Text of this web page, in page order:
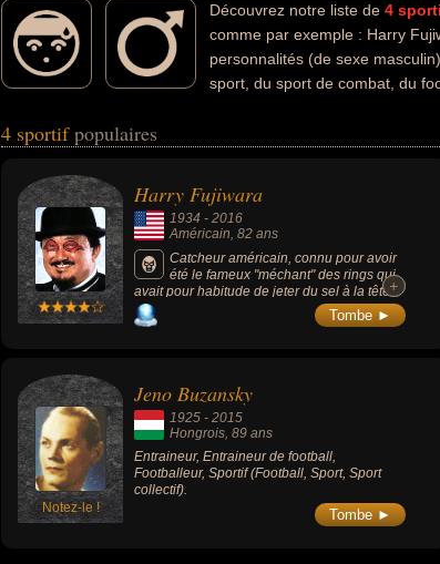
Découvrez notre liste de 4
comme par exemple : Harry
personnalités (de sexe
sport, du sport de combat, du
sur glace. En ce qui concerne leurs nationalités au moment
4 sportifpopulaires
Harry Fujiwara
1934 - 2016
Américain, 82 ans
Catcheur américain, connu pour avoir
été le fameux "méchant" des rings qui
avait pour habitude de jeter du sel à la tête
des "gentils" catcheurs pour les aveugler.
+
+
Tombe ►
Notez-le !
Jeno Buzansky
1925 - 2015
Hongrois, 89 ans
Entraineur, Entraineur de football,
Footballeur, Sportif (Football, Sport, Sport
collectif).
Tombe ►